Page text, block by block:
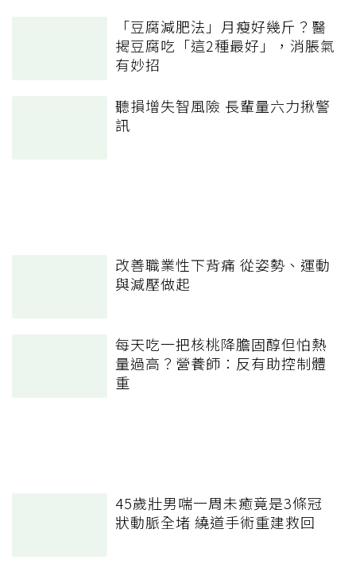
「豆腐減肥法」月瘦好幾斤？醫
揭豆腐吃「這2種最好」，消脹氣
有妙招
聽損增失智風險 長輩量六力揪警
訊
改善職業性下背痛 從姿勢、運動
與減壓做起
每天吃一把核桃降膽固醇但怕熱
量過高？營養師：反有助控制體
重
45歲壯男喘一周未癒竟是3條冠
狀動脈全堵 繞道手術重建救回